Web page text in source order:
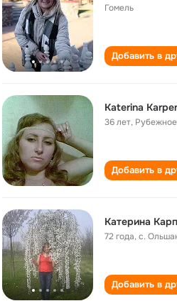
Гомель
Добавить в
Katerina
36 лет, Рубежное
Добавить в
Катерина
72 года,с.
Добавить в